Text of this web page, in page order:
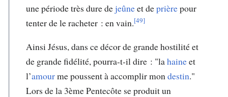
une période très dure dejeûneet deprièrepour
tenter de le racheter : en vain.[49]
Ainsi Jésus, dans ce décor de grande hostilité et
de grande fidélité, pourra-t-il dire : "lahaineet
l’amourme poussent à accomplir mon destin."
Lors de la 3ème Pentecôte se produit un